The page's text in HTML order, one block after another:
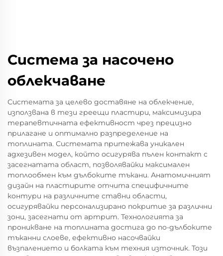
Система за насочено
облекчаване
Системата за целево доставяне на облекчение,
използвана в тези греещи пластири, максимизира
терапевтичната ефективност чрез прецизно
прилагане и оптимално разпределение на
топлината. Системата притежава уникален
адхезивен модел, който осигурява пълен контакт с
засегнатата област, позволявайки максимален
топлообмен към дълбоките тъкани. Анатомичният
дизайн на пластирите отчита специфичните
контури на различните ставни области,
осигурявайки персонализирано покритие за различни
зони, засегнати от артрит. Технологията за
проникване на топлината достига до по-дълбоките
тъканни слоеве, ефективно насочвайки
възпалението и болката към техния източник. Този